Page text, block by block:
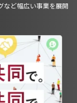
など幅広い事業を展開